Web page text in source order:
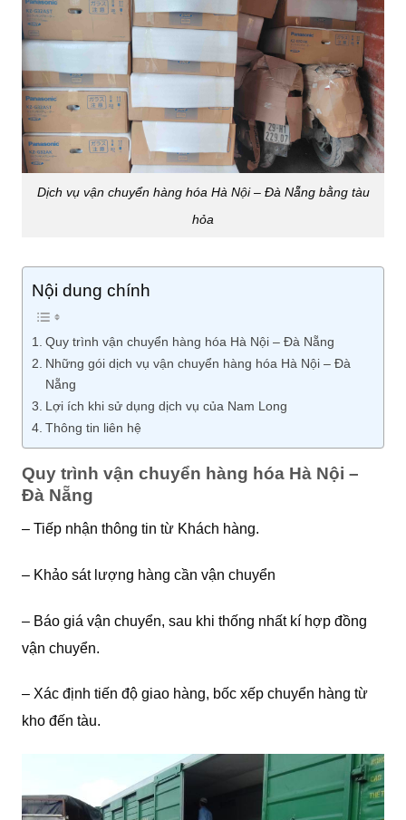
Dịch vụ vận chuyển hàng hóa Hà Nội – Đà Nẵng bằng tàu
hỏa
Nội dung chính
Quy trình vận chuyển hàng hóa Hà Nội – Đà Nẵng
Những gói dịch vụ vận chuyển hàng hóa Hà Nội – Đà
Nẵng
Lợi ích khi sử dụng dịch vụ của Nam Long
Thông tin liên hệ
Quy trình vận chuyển hàng hóa Hà Nội –
Đà Nẵng
– Tiếp nhận thông tin từ Khách hàng.
– Khảo sát lượng hàng cần vận chuyển
– Báo giá vận chuyển, sau khi thống nhất kí hợp đồng
vận chuyển.
– Xác định tiến độ giao hàng, bốc xếp chuyển hàng từ
kho đến tàu.